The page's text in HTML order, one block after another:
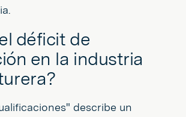
déficit de
en la industria
describe un